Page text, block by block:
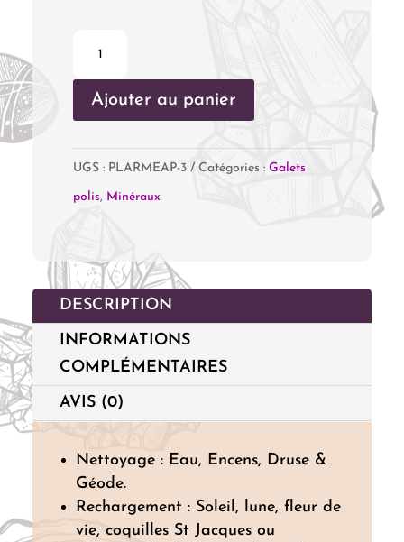
Obsidienne
d'Apache
Ajouter au panier
UGS : PLARMEAP-3 Catégories : Galets
polis, Minéraux
DESCRIPTION
INFORMATIONS
COMPLÉMENTAIRES
AVIS (0)
Nettoyage : Eau, Encens, Druse &
Géode.
Rechargement : Soleil, lune, fleur de
vie, coquilles St Jacques ou